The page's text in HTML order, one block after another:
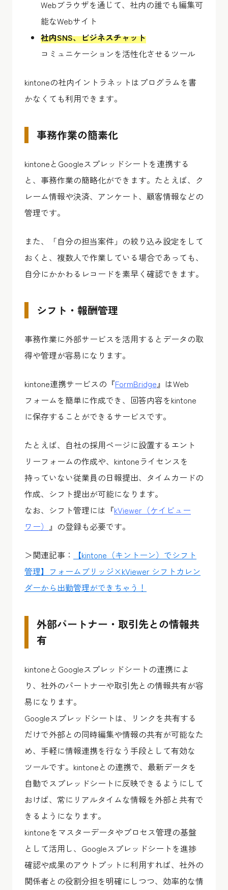
Webブラウザを通じて、社内の誰でも編集可
能なWebサイト
社内SNS、ビジネスチャット
コミュニケーションを活性化させるツール
kintoneの社内イントラネットはプログラムを書
かなくても利用できます。
事務作業の簡素化
kintoneとGoogleスプレッドシートを連携する
と、事務作業の簡略化ができます。たとえば、ク
レーム情報や決済、アンケート、顧客情報などの
管理です。
また、「自分の担当案件」の絞り込み設定をして
おくと、複数人で作業している場合であっても、
自分にかかわるレコードを素早く確認できます。
シフト・報酬管理
事務作業に外部サービスを活用するとデータの取
得や管理が容易になります。
kintone連携サービスの『FormBridge』はWeb
フォームを簡単に作成でき、回答内容をkintone
に保存することができるサービスです。
たとえば、自社の採用ページに設置するエント
リーフォームの作成や、kintoneライセンスを
持っていない従業員の日報提出、タイムカードの
作成、シフト提出が可能になります。
なお、シフト管理には『kViewer（ケイビュー
ワー） 』の登録も必要です。
＞関連記事：
【kintone（キントーン）でシフト
管理】フォームブリッジ×kViewer シフトカレン
ダーから出勤管理ができちゃう！
外部パートナー・取引先との情報共
有
kintoneとGoogleスプレッドシートの連携によ
り、社外のパートナーや取引先との情報共有が容
易になります。
Googleスプレッドシートは、リンクを共有する
だけで外部との同時編集や情報の共有が可能なた
め、手軽に情報連携を行なう手段として有効な
ツールです。kintoneとの連携で、最新データを
自動でスプレッドシートに反映できるようにして
おけば、常にリアルタイムな情報を外部と共有で
きるようになります。
kintoneをマスターデータやプロセス管理の基盤
として活用し、Googleスプレッドシートを進捗
確認や成果のアウトプットに利用すれば、社外の
関係者との役割分担を明確にしつつ、効率的な情